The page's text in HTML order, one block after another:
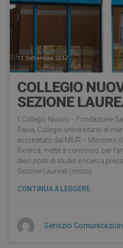
11 Settembre 2017
COLLEGIO
SEZIONE
Il Collegio Nuovo – Fondazione
Pavia, Collegio universitario di
accreditato dal MIUR – Ministero
Ricerca, mette a concorso, per
dieci posti di studio e ricerca
Sezione Laureati (mista).
CONTINUA A LEGGERE
Servizio